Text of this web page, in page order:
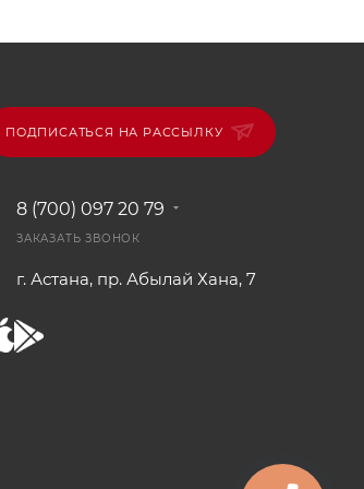
ПОДПИСАТЬСЯ НА РАССЫЛКУ
8 (700) 097 20 79
ЗАКАЗАТЬ ЗВОНОК
г. Астана, пр. Абылай Хана, 7